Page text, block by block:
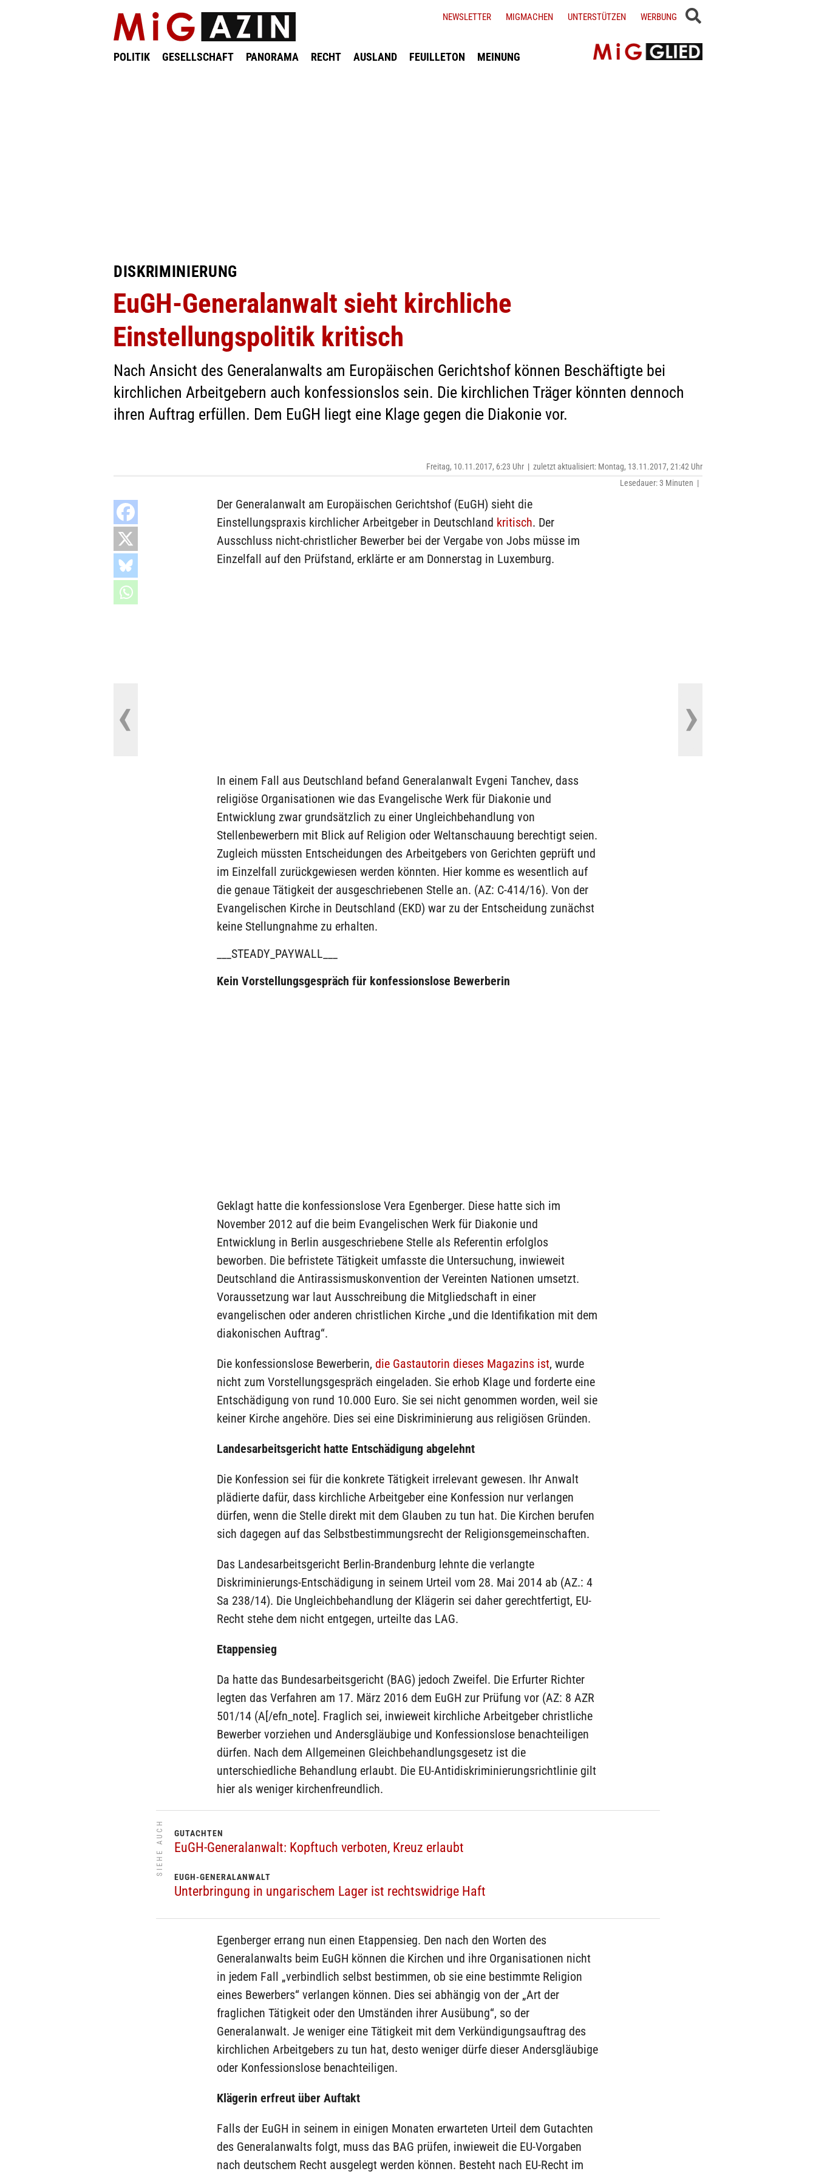
POLITIK GESELLSCHAFT PANORAMA RECHT AUSLAND FEUILLETON MEINUNG
NEWSLETTER MIGMACHEN UNTERSTÜTZEN WERBUNG
DISKRIMINIERUNG
EuGH-Generalanwalt sieht kirchliche
Einstellungspolitik kritisch
Nach Ansicht des Generalanwalts am Europäischen Gerichtshof können Beschäftigte bei
kirchlichen Arbeitgebern auch konfessionslos sein. Die kirchlichen Träger könnten dennoch
ihren Auftrag erfüllen. Dem EuGH liegt eine Klage gegen die Diakonie vor.
Freitag, 10.11.2017, 6:23 Uhr | zuletzt aktualisiert: Montag, 13.11.2017, 21:42 Uhr
Lesedauer: 3 Minuten |
Der Generalanwalt am Europäischen Gerichtshof (EuGH) sieht die
Einstellungspraxis kirchlicher Arbeitgeber in Deutschland kritisch. Der
Ausschluss nicht-christlicher Bewerber bei der Vergabe von Jobs müsse im
Einzelfall auf den Prüfstand, erklärte er am Donnerstag in Luxemburg.
In einem Fall aus Deutschland befand Generalanwalt Evgeni Tanchev, dass
religiöse Organisationen wie das Evangelische Werk für Diakonie und
Entwicklung zwar grundsätzlich zu einer Ungleichbehandlung von
Stellenbewerbern mit Blick auf Religion oder Weltanschauung berechtigt seien.
Zugleich müssten Entscheidungen des Arbeitgebers von Gerichten geprüft und
im Einzelfall zurückgewiesen werden könnten. Hier komme es wesentlich auf
die genaue Tätigkeit der ausgeschriebenen Stelle an. (AZ: C-414/16). Von der
Evangelischen Kirche in Deutschland (EKD) war zu der Entscheidung zunächst
keine Stellungnahme zu erhalten.
___STEADY_PAYWALL___
Kein Vorstellungsgespräch für konfessionslose Bewerberin
Geklagt hatte die konfessionslose Vera Egenberger. Diese hatte sich im
November 2012 auf die beim Evangelischen Werk für Diakonie und
Entwicklung in Berlin ausgeschriebene Stelle als Referentin erfolglos
beworben. Die befristete Tätigkeit umfasste die Untersuchung, inwieweit
Deutschland die Antirassismuskonvention der Vereinten Nationen umsetzt.
Voraussetzung war laut Ausschreibung die Mitgliedschaft in einer
evangelischen oder anderen christlichen Kirche „und die Identifikation mit dem
diakonischen Auftrag“.
Die konfessionslose Bewerberin, die Gastautorin dieses Magazins ist, wurde
nicht zum Vorstellungsgespräch eingeladen. Sie erhob Klage und forderte eine
Entschädigung von rund 10.000 Euro. Sie sei nicht genommen worden, weil sie
keiner Kirche angehöre. Dies sei eine Diskriminierung aus religiösen Gründen.
Landesarbeitsgericht hatte Entschädigung abgelehnt
Die Konfession sei für die konkrete Tätigkeit irrelevant gewesen. Ihr Anwalt
plädierte dafür, dass kirchliche Arbeitgeber eine Konfession nur verlangen
dürfen, wenn die Stelle direkt mit dem Glauben zu tun hat. Die Kirchen berufen
sich dagegen auf das Selbstbestimmungsrecht der Religionsgemeinschaften.
Das Landesarbeitsgericht Berlin-Brandenburg lehnte die verlangte
Diskriminierungs-Entschädigung in seinem Urteil vom 28. Mai 2014 ab (AZ.: 4
Sa 238/14). Die Ungleichbehandlung der Klägerin sei daher gerechtfertigt, EU-
Recht stehe dem nicht entgegen, urteilte das LAG.
Etappensieg
Da hatte das Bundesarbeitsgericht (BAG) jedoch Zweifel. Die Erfurter Richter
legten das Verfahren am 17. März 2016 dem EuGH zur Prüfung vor (AZ: 8 AZR
501/14 (A[/efn_note]. Fraglich sei, inwieweit kirchliche Arbeitgeber christliche
Bewerber vorziehen und Andersgläubige und Konfessionslose benachteiligen
dürfen. Nach dem Allgemeinen Gleichbehandlungsgesetz ist die
unterschiedliche Behandlung erlaubt. Die EU-Antidiskriminierungsrichtlinie gilt
hier als weniger kirchenfreundlich.
SIEHE AUCH GUTACHTEN
EuGH-Generalanwalt: Kopftuch verboten, Kreuz erlaubt
EUGH-GENERALANWALT
Unterbringung in ungarischem Lager ist rechtswidrige Haft
Egenberger errang nun einen Etappensieg. Den nach den Worten des
Generalanwalts beim EuGH können die Kirchen und ihre Organisationen nicht
in jedem Fall „verbindlich selbst bestimmen, ob sie eine bestimmte Religion
eines Bewerbers“ verlangen können. Dies sei abhängig von der „Art der
fraglichen Tätigkeit oder den Umständen ihrer Ausübung“, so der
Generalanwalt. Je weniger eine Tätigkeit mit dem Verkündigungsauftrag des
kirchlichen Arbeitgebers zu tun hat, desto weniger dürfe dieser Andersgläubige
oder Konfessionslose benachteiligen.
Klägerin erfreut über Auftakt
Falls der EuGH in seinem in einigen Monaten erwarteten Urteil dem Gutachten
des Generalanwalts folgt, muss das BAG prüfen, inwieweit die EU-Vorgaben
nach deutschem Recht ausgelegt werden können. Besteht nach EU-Recht im